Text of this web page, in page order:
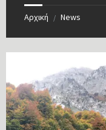
Αρχική / News